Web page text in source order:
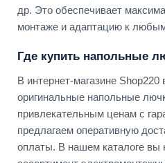
др. Это обеспечивает
монтаже и адаптацию к
Где купить напольные
В интернет-магазине
оригинальные напольные
привлекательным ценам с
предлагаем оперативную
оплаты. В нашем каталоге вы